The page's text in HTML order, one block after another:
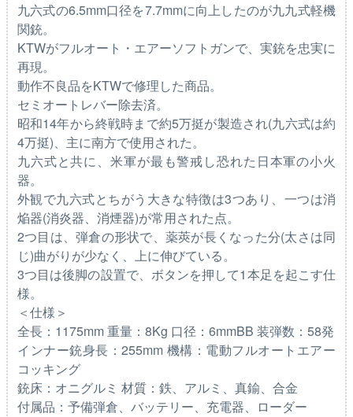
九六式の6.5mm口径を7.7mmに向上したのが九九式軽機
関銃。
KTWがフルオート・エアーソフトガンで、実銃を忠実に
再現。
動作不良品をKTWで修理した商品。
セミオートレバー除去済。
昭和14年から終戦時まで約5万挺が製造され(九六式は約
4万挺)、主に南方で使用された。
九六式と共に、米軍が最も警戒し恐れた日本軍の小火
器。
外観で九六式とちがう大きな特徴は3つあり、一つは消
焔器(消炎器、消煙器)が常用された点。
2つ目は、弾倉の形状で、薬莢が長くなった分(太さは同
じ)曲がりが少なく、上に伸びている。
3つ目は後脚の設置で、ボタンを押して1本足を起こす仕
様。
＜仕様＞
全長：1175mm 重量：8Kg 口径：6mmBB 装弾数：58発
インナー銃身長：255mm 機構：電動フルオートエアー
コッキング
銃床：オニグルミ 材質：鉄、アルミ、真鍮、合金
付属品：予備弾倉、バッテリー、充電器、ローダー